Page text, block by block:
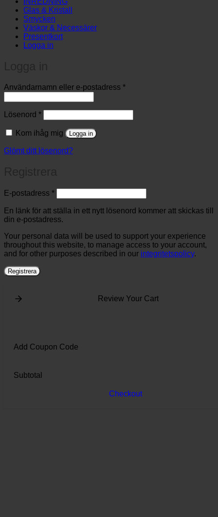
Glas & Kristall
Smycken
Väskor & Necessärer
Presentkort
Logga in
Användarnamn eller e-postadress *Obligatoriskt
Lösenord *Obligatoriskt
Kom ihåg mig Logga in
Glömt ditt lösenord?
E-postadress *Obligatoriskt
En länk för att ställa in ett nytt lösenord kommer att skickas till
din e-postadress.
Your personal data will be used to support your experience
throughout this website, to manage access to your account,
and for other purposes described in our integritetspolicy.
Registrera
Review Your Cart
Add Coupon Code
Subtotal
Checkout